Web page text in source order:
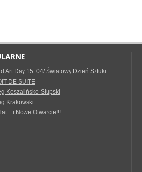
Art Day 15 .04/ Światowy Dzień Sztuki
DE SUITE
Koszalińsko-Słupski
Krakowski
i Nowe Otwarcie!!!